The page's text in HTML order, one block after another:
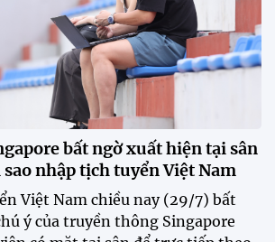
Nghệ An chính thức có nhà tài trợ
chốt tương lai sau tin đồn sang
gia chiêu mộ sao trẻ của ĐT Việt